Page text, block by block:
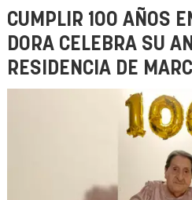
CUMPLIR 100 AÑOS
DORA CELEBRA SU
RESIDENCIA DE